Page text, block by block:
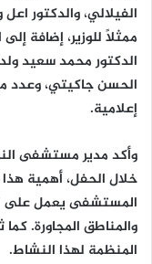
الفيلالي، والدكتور
ممثلًا للوزير، إضافة
الدكتور محمد سعيد
الحسن جاكيتي، وعدد
إعلامية.
وأكد مدير مستشفى
خلال الحفل، أهمية
المستشفى يعمل على
والمناطق المجاورة.
المنظمة لهذا النشاط.